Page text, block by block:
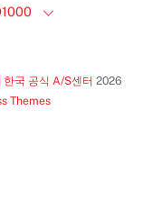
한국 공식 A/S센터 2026
Themes